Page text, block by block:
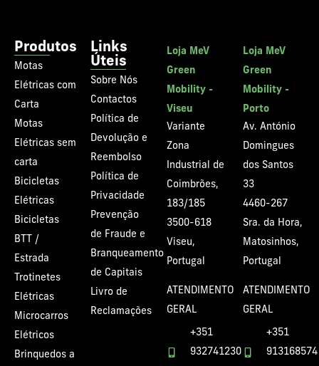
Produtos
Motas
Elétricas com
Carta
Motas
Elétricas sem
carta
Bicicletas
Elétricas
Bicicletas
BTT /
Estrada
Trotinetes
Elétricas
Microcarros
Elétricos
Brinquedos a
Links
Úteis
Sobre Nós
Contactos
Política de
Devolução e
Reembolso
Política de
Privacidade
Prevenção
de Fraude e
Branqueamento
de Capitais
Livro de
Reclamações
Loja MeV
Green
Mobility -
Viseu
Variante
Zona
Industrial de
Coimbrões,
183/185
3500-618
Viseu,
Portugal
ATENDIMENTO
GERAL
+351
932741230
Loja MeV
Green
Mobility -
Porto
Av. António
Domingues
dos Santos
33
4460-267
Sra. da Hora,
Matosinhos,
Portugal
ATENDIMENTO
GERAL
+351
913168574